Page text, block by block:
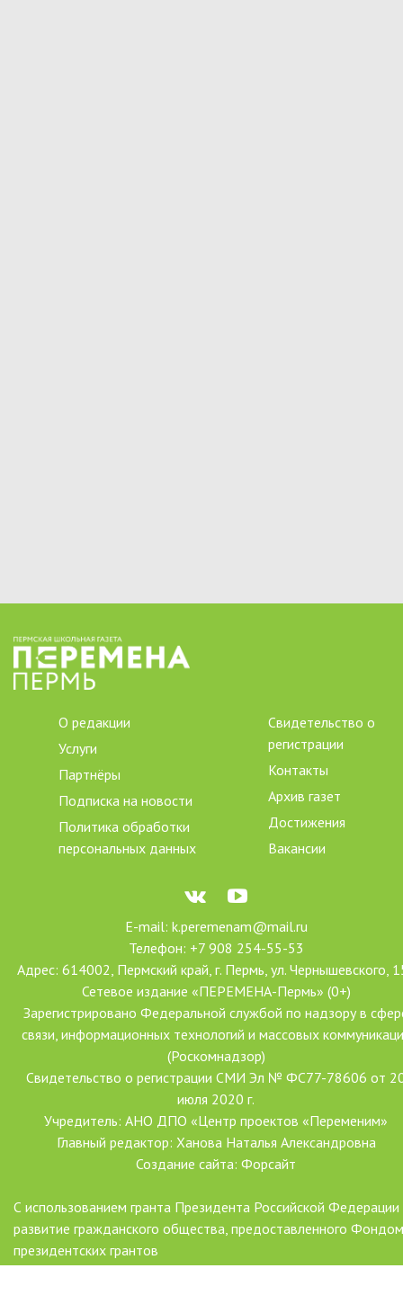
О редакции
Услуги
Партнёры
Подписка на новости
Политика обработки
персональных данных
Свидетельство о
регистрации
Контакты
Архив газет
Достижения
Вакансии
E-mail: k.peremenam@mail.ru
Телефон: +7 908 254-55-53
Адрес: 614002, Пермский край, г. Пермь, ул. Чернышевского,
Сетевое издание «ПЕРЕМЕНА-Пермь» (0+)
Зарегистрировано Федеральной службой по надзору в
связи, информационных технологий и массовых
(Роскомнадзор)
Свидетельство о регистрации СМИ Эл № ФС77-78606 от
июля 2020 г.
Учредитель: АНО ДПО «Центр проектов «Переменим»
Главный редактор: Ханова Наталья Александровна
Создание сайта: Форсайт
С использованием гранта Президента Российской Федерации
развитие гражданского общества, предоставленного Фондом
президентских грантов